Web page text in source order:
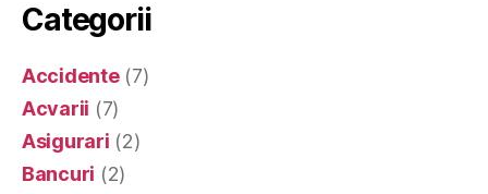
Categorii
Accidente(7)
Acvarii (7)
Asigurari (2)
Bancuri (2)